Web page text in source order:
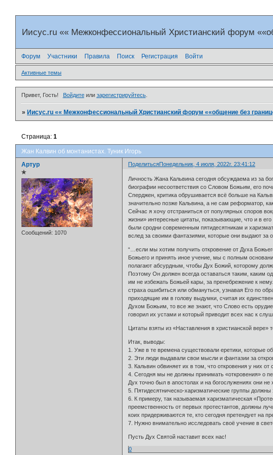
Иисус.ru «« Межконфессиональный Христианский форум
Форум Участники Правила Поиск Регистрация Войти
Активные темы
Привет, Гость! Войдитеили зарегистрируйтесь.
»Иисус.ru «« Межконфессиональный Христианский форум ««общение без
Жан Калвин об монтанистах. Туник Игорь
Страница:1
ПоделитьсяПонедельник, 4 июля, 2022г. 23:41:12
Артур
✯
Сообщений: 1070
Личность Жана Кальвина сегодня обсуждаема из за
биографии несоответствия со Словом Божьим, его
Сперджен, критика обрушивается всё больше на
значительно позже Кальвина, а не сам реформатор,
Сейчас я хочу отстраниться от популярных споров
жизни» интересные цитаты, показывающие, что и в
были сродни современным пятидесятникам и
вслед за своими фантазиями, которые они выдают за
“…если мы хотим получить откровение от Духа
Божьего и принять иное учение, мы с полным
полагают абсурдным, чтобы Дух Божий, которому
Поэтому Он должен всегда оставаться таким, каким
им не избежать Божьей кары, за пренебрежение к
страха ошибиться или обмануться, узнавая Его по
приходящие им в голову выдумки, считая их
Духом Божьим, то все же знают, что Слово есть
говорил их устами и который приводит всех нас к
Цитаты взяты из «Наставления в христианской вере»
Итак, выводы:
1. Уже в те времена существовали еретики, которые
2. Эти люди выдавали свои мысли и фантазии за
3. Кальвин обвиняет их в том, что откровения у них от
4. Сегодня мы не должны принимать «откровения» о
Дух точно был в апостолах и на богослужениях они
5. Пятидесятническо-харизматические группы
6. К примеру, так называемая харизматическая
преемственность от первых протестантов, должны
коих придерживаются те, кто сегодня претендует на
7. Нужно внимательно исследовать своё учение в
Пусть Дух Святой наставит всех нас!
0